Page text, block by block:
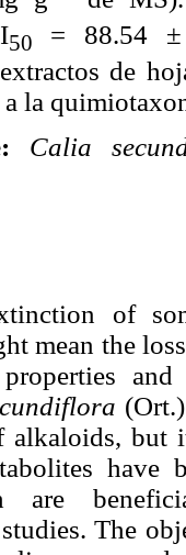
50
= 88.54
de
la
Calia
of
mean the
and
alkaloids,
have
are
The